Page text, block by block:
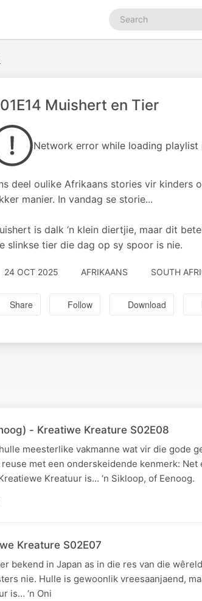
Search
podcasts
Muishert en Tier
Network error while loading playlist
deel oulike Afrikaans stories vir
manier. In vandag se storie...
is dalk ‘n klein diertjie, maar dit
slinkse tier die dag op sy spoor is nie.
24 OCT 2025 AFRIKAANS SOUTH
Share Follow Download
- Kreatiwe Kreature S02E08
meesterlike vakmanne wat vir die gode
met een onderskeidende kenmerk:
Kreatuur is… ‘n Sikloop, of Eenoog.
Kreature S02E07
bekend in Japan as in die res van die
nie. Hulle is gewoonlik vreesaanjaend,
is… ‘n Oni